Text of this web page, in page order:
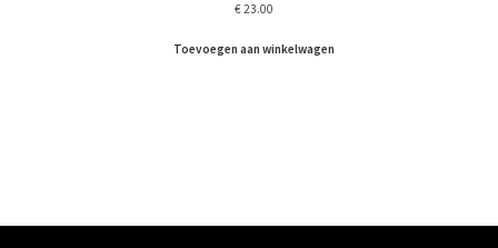
€23.00
Toevoegen aan winkelwagen